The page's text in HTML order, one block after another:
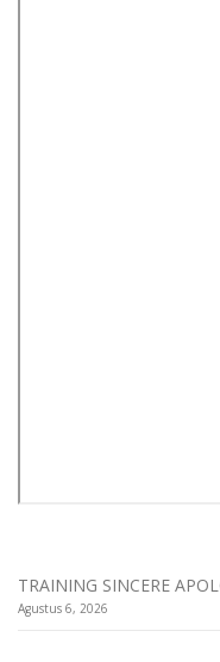
TRAINING SINCERE
Agustus 6, 2026